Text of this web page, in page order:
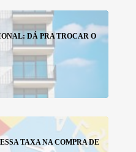
DÁ PRA TROCAR O
TAXA NA COMPRA DE